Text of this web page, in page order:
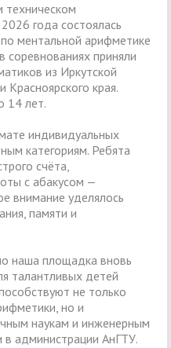
техническом
года состоялась
ментальной арифметике
соревнованиях приняли
из Иркутской
Красноярского края.
14 лет.
индивидуальных
категориям. Ребята
счёта,
с абакусом —
внимание уделялось
памяти и
наша площадка вновь
талантливых детей
не только
но и
наукам и инженерным
в администрации АнГТУ.